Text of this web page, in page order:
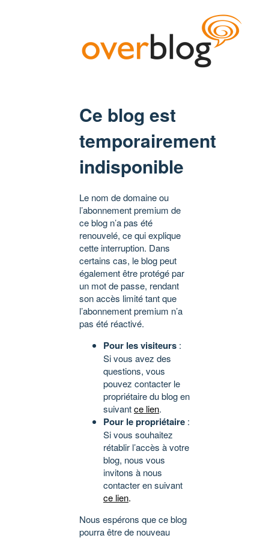
Ce blog est
temporairement
indisponible
Le nom de domaine ou
l’abonnement premium de
ce blog n’a pas été
renouvelé, ce qui explique
cette interruption. Dans
certains cas, le blog peut
également être protégé par
un mot de passe, rendant
son accès limité tant que
l’abonnement premium n’a
pas été réactivé.
Pour les visiteurs :
Si vous avez des
questions, vous
pouvez contacter le
propriétaire du blog en
suivantce lien.
Pour le propriétaire :
Si vous souhaitez
rétablir l’accès à votre
blog, nous vous
invitons à nous
contacter en suivant
ce lien.
Nous espérons que ce blog
pourra être de nouveau